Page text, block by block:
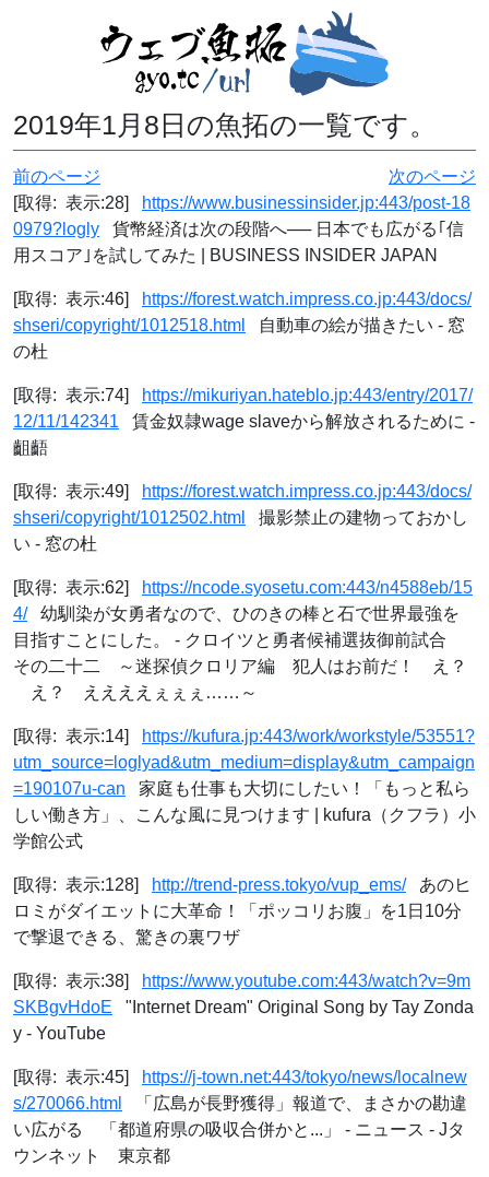
2019年1月8日の魚拓の一覧です。
前のページ
次のページ
[取得: 表示:28]
https://www.businessinsider.jp:443/post-18
0979?logly 貨幣経済は次の段階へ── 日本でも広がる｢信
用スコア｣を試してみた | BUSINESS INSIDER JAPAN
[取得: 表示:46]
https://forest.watch.impress.co.jp:443/docs/
shseri/copyright/1012518.html
自動車の絵が描きたい - 窓
の杜
[取得: 表示:74]
https://mikuriyan.hateblo.jp:443/entry/2017/
12/11/142341 賃金奴隷wage slaveから解放されるために -
齟齬
[取得: 表示:49]
https://forest.watch.impress.co.jp:443/docs/
shseri/copyright/1012502.html
撮影禁止の建物っておかし
い - 窓の杜
[取得: 表示:62]
https://ncode.syosetu.com:443/n4588eb/15
4/幼馴染が女勇者なので、ひのきの棒と石で世界最強を
目指すことにした。 - クロイツと勇者候補選抜御前試合
その二十二 ～迷探偵クロリア編 犯人はお前だ！ え？
え？ ええええぇぇぇ……～
[取得: 表示:14]
https://kufura.jp:443/work/workstyle/53551?
utm_source=loglyad&utm_medium=display&utm_campaign
=190107u-can 家庭も仕事も大切にしたい！「もっと私ら
しい働き方」、こんな風に見つけます | kufura（クフラ）小
学館公式
[取得: 表示:128] http://trend-press.tokyo/vup_ems/あのヒ
ロミがダイエットに大革命！「ポッコリお腹」を1日10分
で撃退できる、驚きの裏ワザ
[取得: 表示:38]
https://www.youtube.com:443/watch?v=9m
SKBgvHdoE "Internet Dream" Original Song by Tay Zonda
y - YouTube
[取得: 表示:45]
https://j-town.net:443/tokyo/news/localnew
s/270066.html
「広島が長野獲得」報道で、まさかの勘違
い広がる 「都道府県の吸収合併かと...」 - ニュース - Jタ
ウンネット 東京都